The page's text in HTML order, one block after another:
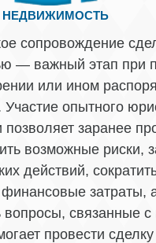
НЕДВИЖИМОСТЬ
сопровождение
— важный этап при
или ином
опытного
заранее
возможные риски,
действий,
затраты,
вопросы, связанные с
провести